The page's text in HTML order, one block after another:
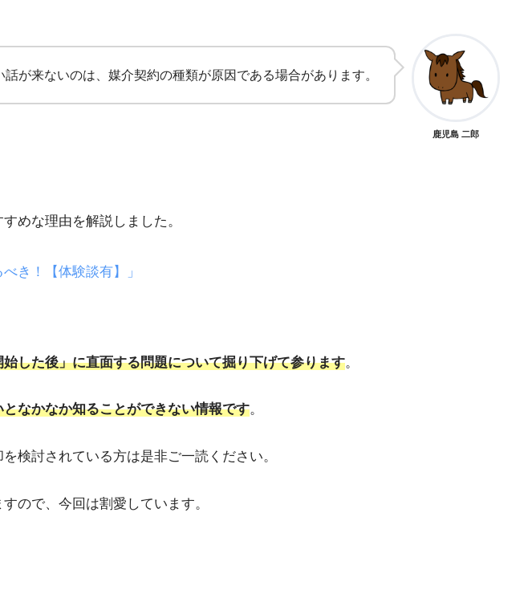
が来ないのは、媒介契約の種類が原因である場合があります。
鹿児島 二郎
めな理由を解説しました。
き！【体験談有】」
した後」に直面する問題について掘り下げて参ります。
なかなか知ることができない情報です。
検討されている方は是非ご一読ください。
ので、今回は割愛しています。